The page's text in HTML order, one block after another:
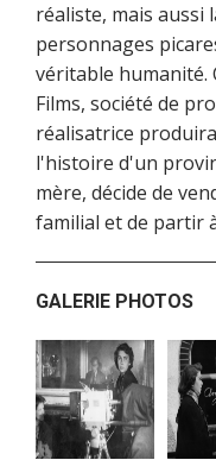
réaliste, mais aussi
personnages
véritable humanité.
Films, société de
réalisatrice
l'histoire d'un
mère, décide de
familial et de partir
GALERIE PHOTOS